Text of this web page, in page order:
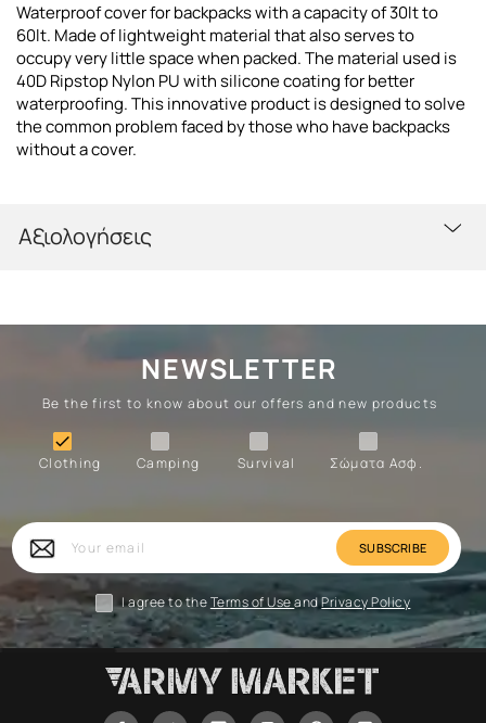
Waterproof cover for backpacks with a capacity of 30lt to
60lt. Made of lightweight material that also serves to
occupy very little space when packed. The material used is
40D Ripstop Nylon PU with silicone coating for better
waterproofing. This innovative product is designed to solve
the common problem faced by those who have backpacks
without a cover.
Αξιολογήσεις
NEWSLETTER
Be the first to know about our offers and new products
Σώματα Ασφ.
Survival
Camping
Clothing

Clothing
Your
email
I agree to theTerms of UseandPrivacy Policy